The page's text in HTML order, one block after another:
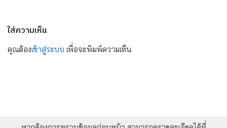
ใส่ความเห็น
คุณต้องเข้าสู่ระบบ เพื่อจะพิมพ์ความเห็น